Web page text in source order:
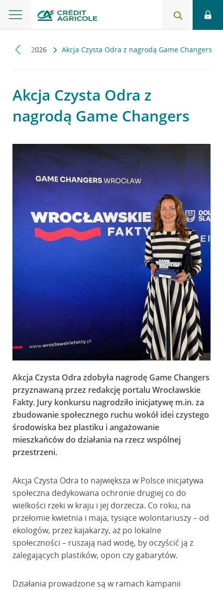
2026 Akcja Czysta Odra z nagrodą Game Changers
Akcja Czysta Odra z
nagrodą Game Changers
Akcja Czysta Odra zdobyła nagrodę Game Changers
przyznawaną przez redakcję portalu Wrocławskie
Fakty. Jury konkursu nagrodziło inicjatywę m.in. za
zbudowanie społecznego ruchu wokół idei czystego
środowiska bez plastiku i angażowanie
mieszkańców do działania na rzecz wspólnej
przestrzeni.
Akcja Czysta Odra to największa w Polsce inicjatywa
społeczna dedykowana ochronie drugiej co do
wielkości rzeki w kraju i jej dorzecza. Co roku, na
przełomie kwietnia i maja, tysiące wolontariuszy – od
ekologów, przez kajakarzy, aż po lokalne
społeczności – ruszają nad wodę, by oczyścić ją z
zalegających plastików, opon czy gabarytów.
Działania prowadzone są w ramach kampanii